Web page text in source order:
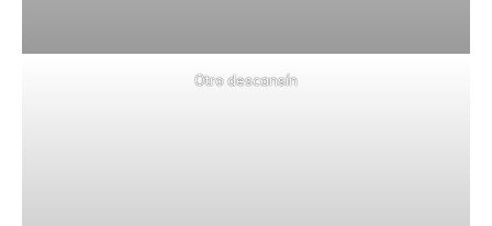
Otro descansín